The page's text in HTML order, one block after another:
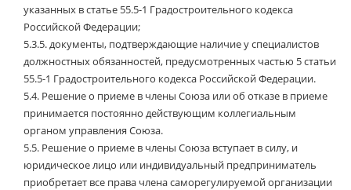
указанных в статье 55.5-1 Градостроительного кодекса
Российской Федерации;
5.3.5. документы, подтверждающие наличие у специалистов
должностных обязанностей, предусмотренных частью 5 статьи
55.5-1 Градостроительного кодекса Российской Федерации.
5.4. Решение о приеме в члены Союза или об отказе в приеме
принимается постоянно действующим коллегиальным
органом управления Союза.
5.5. Решение о приеме в члены Союза вступает в силу, и
юридическое лицо или индивидуальный предприниматель
приобретает все права члена саморегулируемой организации